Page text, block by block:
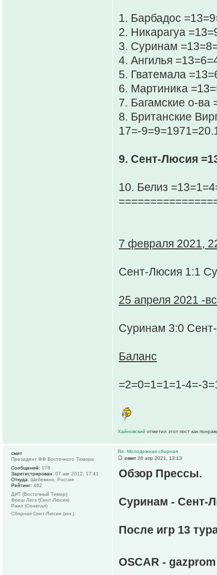
1. Барбадос
2. Никарагуа
3. Суринам
4. Ангилья
5. Гватемала
6. Мартиника
7. Багамские о-ва
8. Британские
17=-
9. Сент-Люсия
10. Белиз
7 февраля 2021,
Сент-Люсия 1:1
25 апреля 2021 -
Суринам 3:0
Баланс
=2=0=1=1=1-4=-
Хайновский отметил этот пост как
Re: Молодежная сборная
смит 26 апр 2021, 13:13
Обзор Прессы.
Суринам - Сент-
После игр 13
OSCAR - gazprom
смит
Президент ФФ Восточного Тимора
Сообщений: 178
Зарегистрирован: 07 авг 2012, 17:41
Откуда: Шебекино, Россия
Рейтинг: 462
ДИТ (Восточный Тимор)
Фреш Легз (Сент-Люсия)
Раил (Сенегал)
Сборная Сент-Люсии (юн.)